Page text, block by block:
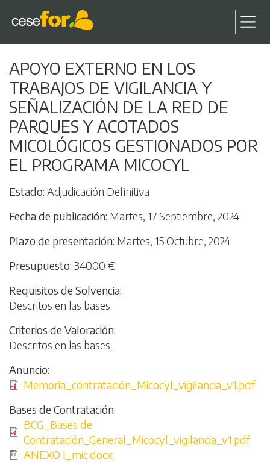
al
contenido
principal
APOYO EXTERNO EN LOS
TRABAJOS DE VIGILANCIA Y
SEÑALIZACIÓN DE LA RED DE
PARQUES Y ACOTADOS
MICOLÓGICOS GESTIONADOS POR
EL PROGRAMA MICOCYL
Estado Adjudicación Definitiva
Fecha de publicación Martes, 17 Septiembre, 2024
Plazo de presentación Martes, 15 Octubre, 2024
Presupuesto 34000 €
Requisitos de Solvencia
Descritos en las bases.
Criterios de Valoración
Descritos en las bases.
Anuncio
Archivo
Memoria_contratación_Micocyl_vigilancia_v1.pdf
Bases de Contratación
Archivo
BCG_Bases de
Contratación_General_Micocyl_vigilancia_v1.pdf
Archivo
ANEXO I_mic.docx